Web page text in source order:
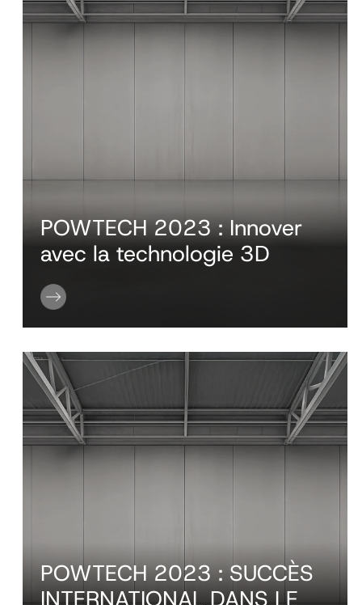
POWTECH 2023 : Innover
avec la technologie 3D
POWTECH 2023 : SUCCÈS
INTERNATIONAL DANS LE